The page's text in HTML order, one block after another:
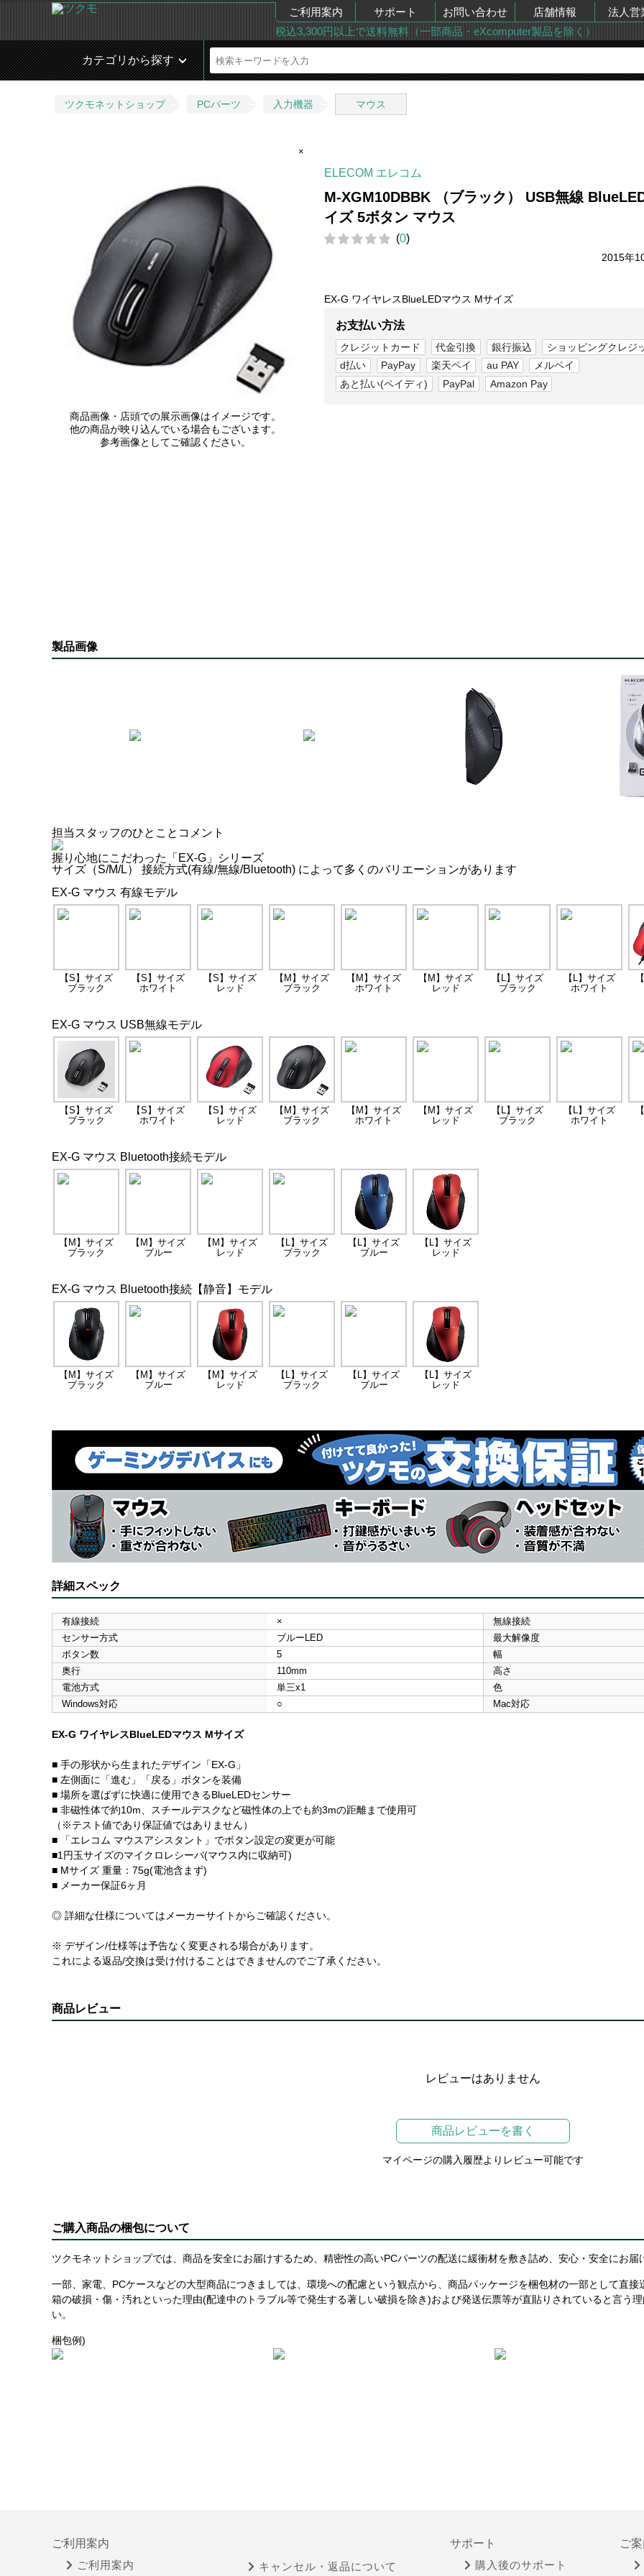
ご利用案内 サポート お問い合わせ 店舗情報 法人営
税込3,300円以上で送料無料（一部商品・eXcomputer製品を除く）
カテゴリから探す
ツクモネットショップ PCパーツ 入力機器 マウス
商品画像・店頭での展示画像はイメージです。
他の商品が映り込んでいる場合もございます。
参考画像としてご確認ください。
×
ELECOM エレコム
M-XGM10DBBK （ブラック） USB無線
イズ 5ボタン マウス
(0)
2015年
EX-G ワイヤレスBlueLEDマウス Mサイズ
お支払い方法
クレジットカード 代金引換 銀行振込
ショッピングクレジ
d払い
PayPay 楽天ペイ au PAY
メルペイ
あと払い(ペイディ)
PayPal Amazon Pay
製品画像
担当スタッフのひとことコメント
握り心地にこだわった「EX-G」シリーズ
サイズ（S/M/L） 接続方式(有線/無線/Bluetooth) によって多くのバリエーションがあります
EX-G マウス 有線モデル
【S】サイズ
ブラック
【S】サイズ
ホワイト
【S】サイズ
レッド
【M】サイズ
ブラック
【M】サイズ
ホワイト
【M】サイズ
レッド
【L】サイズ
ブラック
【L】サイズ
ホワイト
EX-G マウス USB無線モデル
【S】サイズ
ブラック
【S】サイズ
ホワイト
【S】サイズ
レッド
【M】サイズ
ブラック
【M】サイズ
ホワイト
【M】サイズ
レッド
【L】サイズ
ブラック
【L】サイズ
ホワイト
EX-G マウス Bluetooth接続モデル
【M】サイズ
ブラック
【M】サイズ
ブルー
【M】サイズ
レッド
【L】サイズ
ブラック
【L】サイズ
ブルー
【L】サイズ
レッド
EX-G マウス Bluetooth接続【静音】モデル
【M】サイズ
ブラック
【M】サイズ
ブルー
【M】サイズ
レッド
【L】サイズ
ブラック
【L】サイズ
ブルー
【L】サイズ
レッド
詳細スペック
有線接続 × 無線接続
センサー方式
ブルーLED 最大解像度
ボタン数
5 幅
奥行
110mm 高さ
電池方式
単三x1 色
Windows対応
○ Mac対応
EX-G ワイヤレスBlueLEDマウス Mサイズ
■ 手の形状から生まれたデザイン「EX-G」
■ 左側面に「進む」「戻る」ボタンを装備
■ 場所を選ばずに快適に使用できるBlueLEDセンサー
■ 非磁性体で約10m、スチールデスクなど磁性体の上でも約3mの距離まで使用可
（※テスト値であり保証値ではありません）
■ 「エレコム マウスアシスタント」でボタン設定の変更が可能
■1円玉サイズのマイクロレシーバ(マウス内に収納可)
■ Mサイズ 重量：75g(電池含まず)
■ メーカー保証6ヶ月
◎ 詳細な仕様についてはメーカーサイトからご確認ください。
※ デザイン/仕様等は予告なく変更される場合があります。
これによる返品/交換は受け付けることはできませんのでご了承ください。
商品レビュー
レビューはありません
商品レビューを書く
マイページの購入履歴よりレビュー可能です
ご購入商品の梱包について
ツクモネットショップでは、商品を安全にお届けするため、精密性の高いPCパーツの配送に緩衝材を敷き詰め、安心・安全にお届
一部、家電、PCケースなどの大型商品につきましては、環境への配慮という観点から、商品パッケージを梱包材の一部として直
箱の破損・傷・汚れといった理由(配達中のトラブル等で発生する著しい破損を除き)および発送伝票等が直貼りされていると言う
い。
梱包例)
ご利用案内
ご利用案内 キャンセル・返品について
サポート
購入後のサポート
ご